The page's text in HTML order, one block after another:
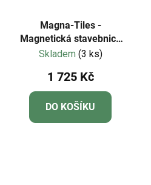
Magna-Tiles -
Magnetická stavebnice
Police Station 35 dílů
Skladem (3 ks)
1 725 Kč
DO KOŠÍKU